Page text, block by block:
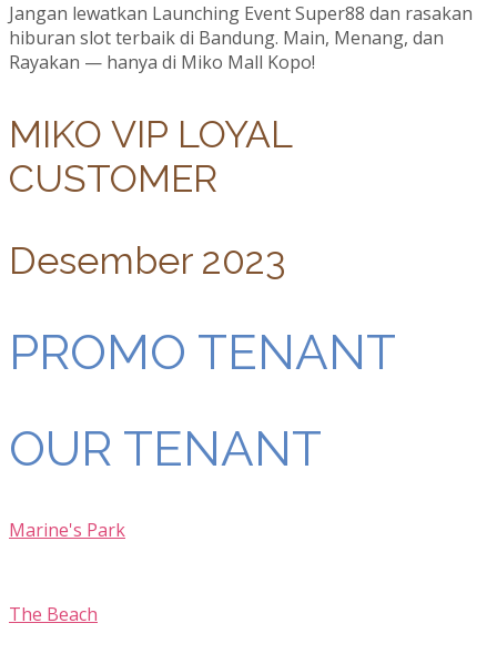
Jangan lewatkan Launching Event Super88 dan rasakan
hiburan slot terbaik di Bandung. Main, Menang, dan
Rayakan — hanya di Miko Mall Kopo!
MIKO VIP LOYAL
CUSTOMER
Desember 2023
PROMO TENANT
OUR TENANT
Marine's Park
The Beach